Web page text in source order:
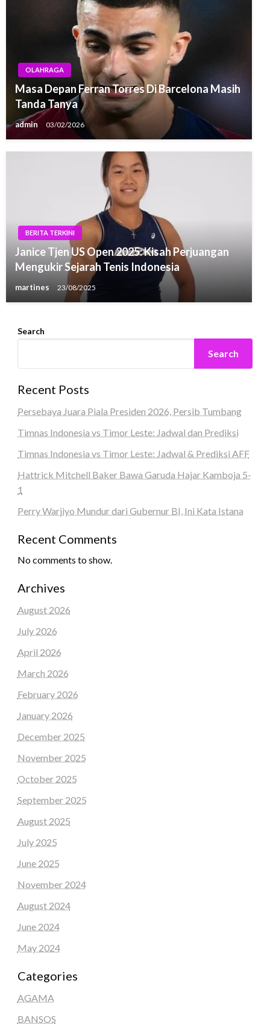
OLAHRAGA
Masa Depan Ferran Torres Di Barcelona Masih
Tanda Tanya
admin 03/02/2026
BERITA TERKINI
Janice Tjen US Open 2025: Kisah Perjuangan
Mengukir Sejarah Tenis Indonesia
martines 23/08/2025
Search
Search
Recent Posts
Persebaya Juara Piala Presiden 2026, Persib Tumbang
Timnas Indonesia vs Timor Leste: Jadwal dan Prediksi
Timnas Indonesia vs Timor Leste: Jadwal & Prediksi AFF
Hattrick Mitchell Baker Bawa Garuda Hajar Kamboja 5-
1
Perry Warjiyo Mundur dari Gubernur BI, Ini Kata Istana
Recent Comments
No comments to show.
Archives
August 2026
July 2026
April 2026
March 2026
February 2026
January 2026
December 2025
November 2025
October 2025
September 2025
August 2025
July 2025
June 2025
November 2024
August 2024
June 2024
May 2024
Categories
AGAMA
BANSOS